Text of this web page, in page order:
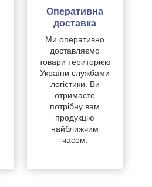
Оперативна
доставка
Ми оперативно
доставляємо
товари територією
України службами
логістики. Ви
отримаєте
потрібну вам
продукцію
найближчим
часом.